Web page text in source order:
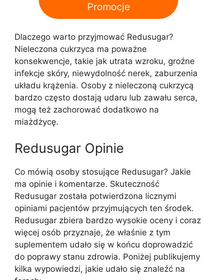
Promocje
Dlaczego warto przyjmować Redusugar?
Nieleczona cukrzyca ma poważne
konsekwencje, takie jak utrata wzroku, groźne
infekcje skóry, niewydolność nerek, zaburzenia
układu krążenia. Osoby z nieleczoną cukrzycą
bardzo często dostają udaru lub zawału serca,
mogą też zachorować dodatkowo na
miażdżycę.
Redusugar Opinie
Co mówią osoby stosujące Redusugar? Jakie
ma opinie i komentarze. Skuteczność
Redusugar została potwierdzona licznymi
opiniami pacjentów przyjmujących ten środek.
Redusugar zbiera bardzo wysokie oceny i coraz
więcej osób przyznaje, że właśnie z tym
suplementem udało się w końcu doprowadzić
do poprawy stanu zdrowia. Poniżej publikujemy
kilka wypowiedzi, jakie udało się znaleźć na